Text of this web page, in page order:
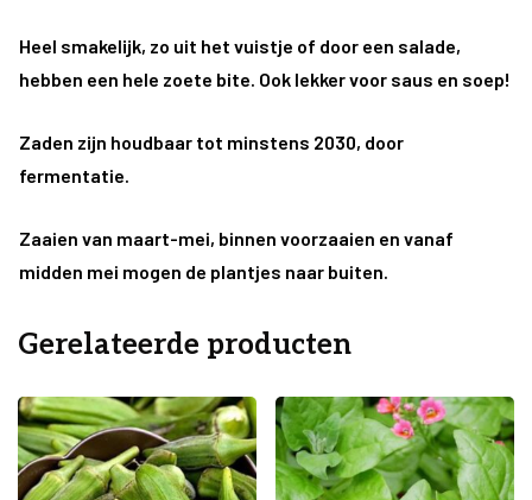
Heel smakelijk, zo uit het vuistje of door een salade,
hebben een hele zoete bite. Ook lekker voor saus en soep!
Zaden zijn houdbaar tot minstens 2030, door
fermentatie.
Zaaien van maart-mei, binnen voorzaaien en vanaf
midden mei mogen de plantjes naar buiten.
Gerelateerde producten